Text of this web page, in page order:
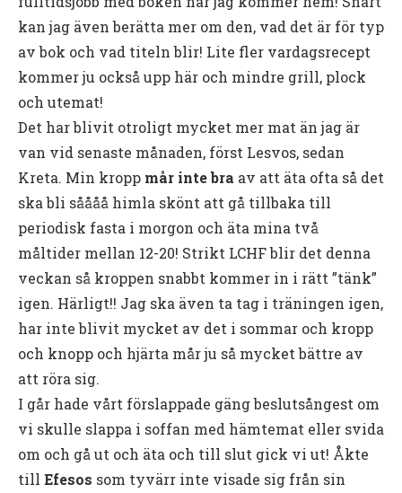
kan jag även berätta mer om den, vad det är för typ
av bok och vad titeln blir! Lite fler vardagsrecept
kommer ju också upp här och mindre grill, plock
och utemat!
Det har blivit otroligt mycket mer mat än jag är
van vid senaste månaden, först Lesvos, sedan
Kreta. Min kropp mår inte bra av att äta ofta så det
ska bli såååå himla skönt att gå tillbaka till
periodisk fasta i morgon och äta mina två
måltider mellan 12-20! Strikt LCHF blir det denna
veckan så kroppen snabbt kommer in i rätt ”tänk”
igen. Härligt!! Jag ska även ta tag i träningen igen,
har inte blivit mycket av det i sommar och kropp
och knopp och hjärta mår ju så mycket bättre av
att röra sig.
I går hade vårt förslappade gäng beslutsångest om
vi skulle slappa i soffan med hämtemat eller svida
om och gå ut och äta och till slut gick vi ut! Åkte
till Efesos som tyvärr inte visade sig från sin